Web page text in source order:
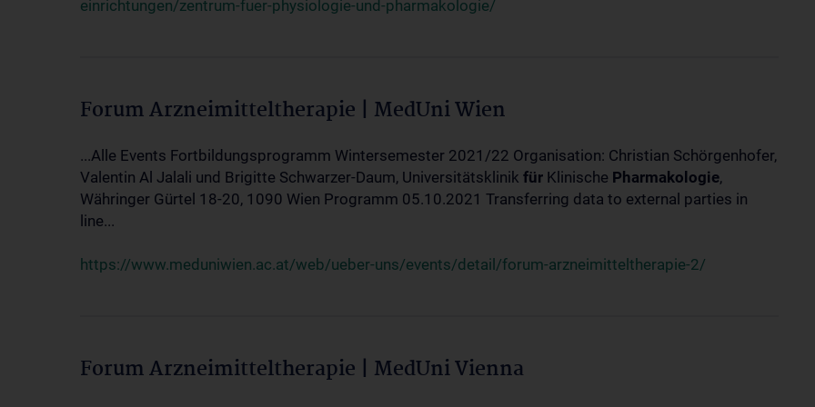
einrichtungen/zentrum-fuer-physiologie-und-pharmakologie/
Forum Arzneimitteltherapie | MedUni Wien
...Alle Events Fortbildungsprogramm Wintersemester 2021/22 Organisation: Christian Schörgenhofer,
Valentin Al Jalali und Brigitte Schwarzer-Daum, Universitätsklinik für Klinische Pharmakologie,
Währinger Gürtel 18-20, 1090 Wien Programm 05.10.2021 Transferring data to external parties in
line...
https://www.meduniwien.ac.at/web/ueber-uns/events/detail/forum-arzneimitteltherapie-2/
Forum Arzneimitteltherapie | MedUni Vienna